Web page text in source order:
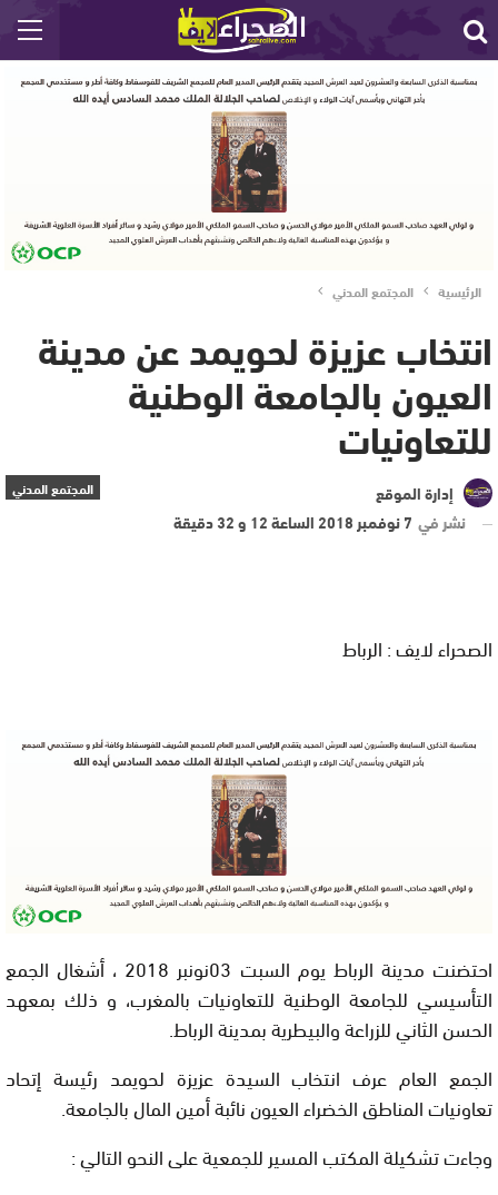
الرئيسية المجتمع المدني
انتخاب عزيزة لحويمد عن مدينة
العيون بالجامعة الوطنية
للتعاونيات
المجتمع المدني
إدارة الموقع
نشر في 7 نوفمبر 2018 الساعة 12 و 32 دقيقة
الصحراء لايف : الرباط
احتضنت مدينة الرباط يوم السبت 03نونبر 2018 ، أشغال الجمع
التأسيسي للجامعة الوطنية للتعاونيات بالمغرب، و ذلك بمعهد
الحسن الثاني للزراعة والبيطرية بمدينة الرباط.
الجمع العام عرف انتخاب السيدة عزيزة لحويمد رئيسة إتحاد
تعاونيات المناطق الخضراء العيون نائبة أمين المال بالجامعة.
وجاءت تشكيلة المكتب المسير للجمعية على النحو التالي :